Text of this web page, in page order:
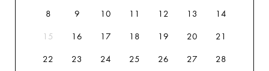
8 9 10 11 12 13 14
15 16 17 18 19 20 21
22 23 24 25 26 27 28